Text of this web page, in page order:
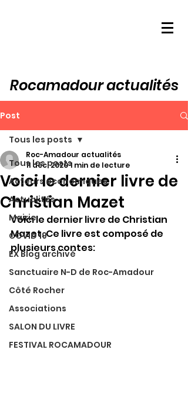
Rocamadour actualités
Post
Tous les posts
Acteurs économiques
Actualités
Mairie
COVID 19
EX Blog archivé
Sanctuaire N-D de Roc-Amadour
Côté Rocher
Associations
SALON DU LIVRE
FESTIVAL ROCAMADOUR
Tous les posts
Voici le dernier livre de
Christian Mazet
Roc-Amadour actualités
11 déc. 20201 min de lecture
Voici le dernier livre de Christian
Mazet. Ce livre est composé de
plusieurs contes: